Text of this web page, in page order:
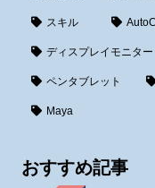
スキル
ディスプレイモニター
ペンタブレット
Maya
おすすめ記事